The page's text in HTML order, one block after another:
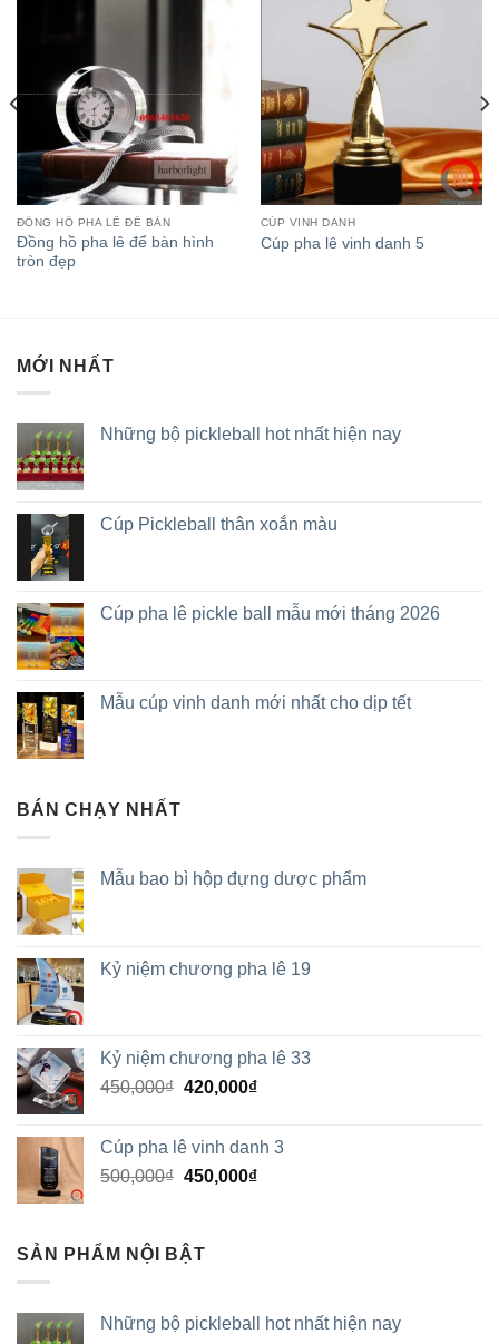
ĐỒNG HỒ PHA LÊ ĐỂ BÀN
Đồng hồ pha lê để bàn hình
tròn đẹp
CÚP VINH DANH
Cúp pha lê vinh danh 5
MỚI NHẤT
Những bộ pickleball hot nhất hiện nay
Cúp Pickleball thân xoắn màu
Cúp pha lê pickle ball mẫu mới tháng 2026
Mẫu cúp vinh danh mới nhất cho dịp tết
BÁN CHẠY NHẤT
Mẫu bao bì hộp đựng dược phẩm
Kỷ niệm chương pha lê 19
Kỷ niệm chương pha lê 33
450,000₫ 420,000₫
Cúp pha lê vinh danh 3
500,000₫ 450,000₫
SẢN PHẨM NỘI BẬT
Những bộ pickleball hot nhất hiện nay